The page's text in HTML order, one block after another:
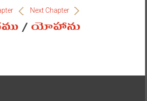
Next Chapter
/యోహాను